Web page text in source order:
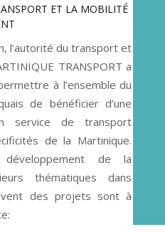
ET LA MOBILITÉ
l’autorité du transport et
TRANSPORT a
à l’ensemble du
de bénéficier d’une
service de transport
de la Martinique.
de la
thématiques dans
des projets sont à